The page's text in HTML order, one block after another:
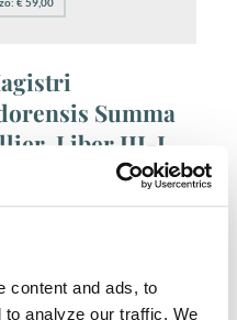
content and ads, to
analyze our traffic. We
Summa
Liber III-I